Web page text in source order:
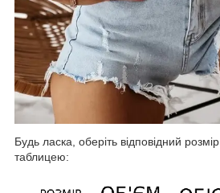
Будь ласка, оберіть відповідний
таблицею: